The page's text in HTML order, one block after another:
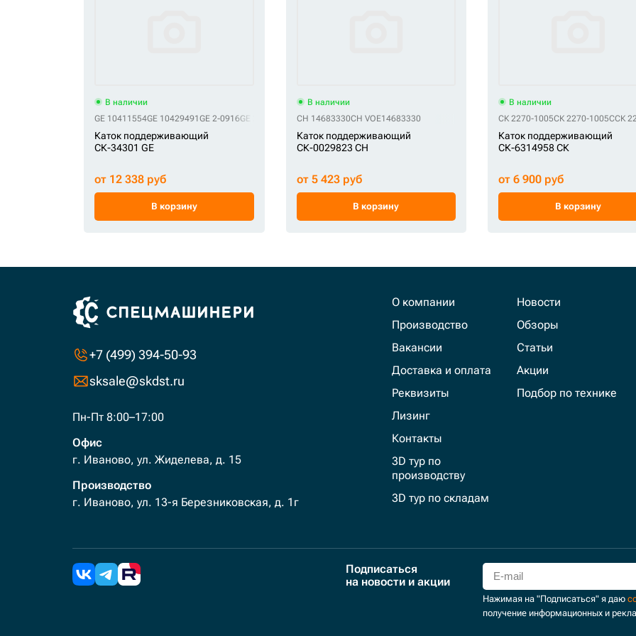
В наличии
GE 10411554GE 10429491GE 2-0916GE 235-5974 GE 5802111GE 6Y1781GE 6Y-1781 GE 76090873GE 87702981GE AT306554
Каток поддерживающий
СК-34301 GE
от 12 338 руб
В корзину
В наличии
CH 14683330CH VOE14683330
Каток поддерживающий
СК-0029823 CH
от 5 423 руб
В корзину
В наличии
СК 2270-1005СК 2270-1005CСК
Каток поддерживающий
СК-6314958 СК
от 6 900 руб
В корзину
+7 (499) 394-50-93
sksale@skdst.ru
Пн-Пт 8:00–17:00
Офис
г. Иваново, ул. Жиделева, д. 15
Производство
г. Иваново, ул. 13-я Березниковская, д. 1г
О компании
Производство
Вакансии
Доставка и оплата
Реквизиты
Лизинг
Контакты
3D тур по
производству
3D тур по складам
Новости
Обзоры
Статьи
Акции
Подбор по технике
Подписаться
на новости и акции
Нажимая на "Подписаться" я даю
получение информационных и